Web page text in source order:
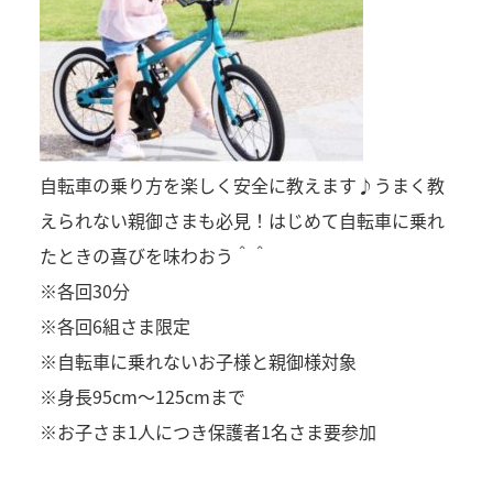
自転車の乗り方を楽しく安全に教えます♪うまく教
えられない親御さまも必見！はじめて自転車に乗れ
たときの喜びを味わおう＾＾
※各回30分
※各回6組さま限定
※自転車に乗れないお子様と親御様対象
※身長95cm～125cmまで
※お子さま1人につき保護者1名さま要参加